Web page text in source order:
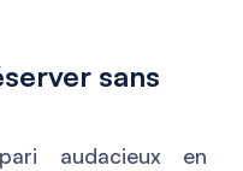
sans
audacieux en